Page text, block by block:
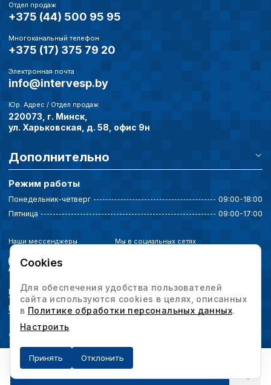
Отдел продаж
+375 (44) 500 95 95
Многоканальный телефон
+375 (17) 375 79 20
Электронная почта
info@intervesp.by
Юр. Адрес / Отдел продаж
220073, г. Минск,
ул. Харьковская, д. 58, офис 9н
Дополнительно
Режим работы
Понедельник-четверг
09:00-18:00
Пятница
09:00-17:00
Наши мессенджеры Мы в социальных сетях
Политика конфиденциальности
Выбор настроек cookie
© 2026 Интервесп — производственное оборудование. Все права защищены.
Cookies
Для обеспечения удобства пользователей
сайта используются cookies в целях, описанных
в Политике обработки персональных данных.
Настроить
Принять Отклонить